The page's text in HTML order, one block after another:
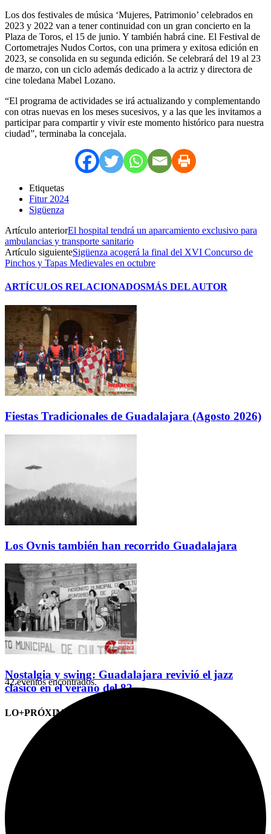
Los dos festivales de música ‘Mujeres, Patrimonio’ celebrados en
2023 y 2022 van a tener continuidad con un gran concierto en la
Plaza de Toros, el 15 de junio. Y también habrá cine. El Festival de
Cortometrajes Nudos Cortos, con una primera y exitosa edición en
2023, se consolida en su segunda edición. Se celebrará del 19 al 23
de marzo, con un ciclo además dedicado a la actriz y directora de
cine toledana Mabel Lozano.
“El programa de actividades se irá actualizando y complementando
con otras nuevas en los meses sucesivos, y a las que les invitamos a
participar para compartir y vivir este momento histórico para nuestra
ciudad”, terminaba la concejala.
Etiquetas
Fitur 2024
Sigüenza
Artículo anteriorEl hospital tendrá un aparcamiento exclusivo para
ambulancias y transporte sanitario
Artículo siguienteSigüenza acogerá la final del XVI Concurso de
Pinchos y Tapas Medievales en octubre
ARTÍCULOS RELACIONADOSMÁS DEL AUTOR
Fiestas Tradicionales de Guadalajara (Agosto 2026)
Los Ovnis también han recorrido Guadalajara
Nostalgia y swing: Guadalajara revivió el jazz
clásico en el verano del 82
LO+PRÓXIMO (CITAS)
42 eventos encontrados.